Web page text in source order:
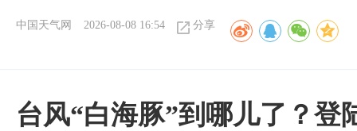
中国天气网 2026-08-08 16:54 分享
台风“白海豚”到哪儿了？登